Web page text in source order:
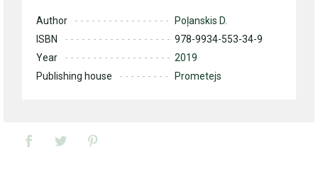
Author
Poļanskis D.
ISBN
978-9934-553-34-9
Year
2019
Publishing house
Prometejs